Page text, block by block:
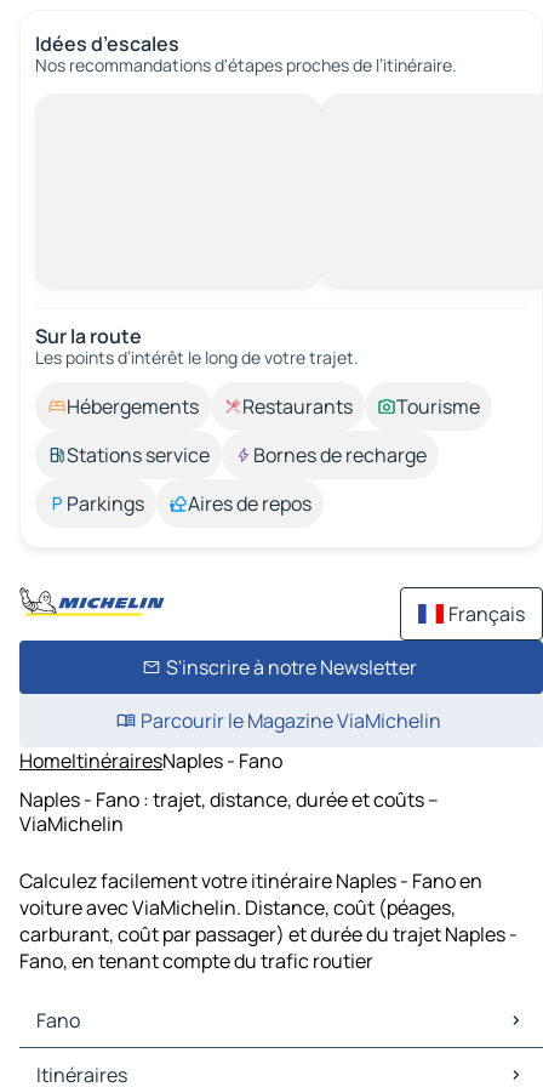
Idées d’escales
Nos recommandations d'étapes proches de l’itinéraire.
Sur la route
Les points d’intérêt le long de votre trajet.
Hébergements Restaurants
Tourisme
Stations service
Bornes de recharge
Parkings
Aires de repos
Français
S'inscrire à notre Newsletter
Parcourir le Magazine ViaMichelin
HomeItinérairesNaples - Fano
Naples - Fano : trajet, distance, durée et coûts –
ViaMichelin
Calculez facilement votre itinéraire Naples - Fano en
voiture avec ViaMichelin. Distance, coût (péages,
carburant, coût par passager) et durée du trajet Naples -
Fano, en tenant compte du trafic routier
Fano
Fano Cartes et plans
Itinéraires